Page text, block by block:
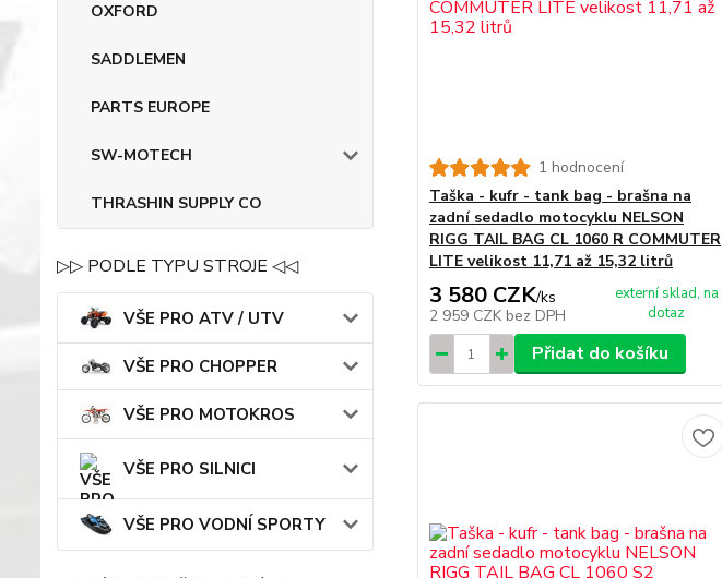
OXFORD
SADDLEMEN
PARTS EUROPE
SW-MOTECH
THRASHIN SUPPLY CO
▷▷ PODLE TYPU STROJE ◁◁
VŠE PRO ATV / UTV
VŠE PRO CHOPPER
VŠE PRO MOTOKROS
VŠE PRO SILNICI
VŠE PRO VODNÍ SPORTY
1 hodnocení
Taška - kufr - tank bag - brašna na
zadní sedadlo motocyklu NELSON
RIGG TAIL BAG CL 1060 R COMMUTER
LITE velikost 11,71 až 15,32 litrů
3 580 CZK/ks
2 959 CZK bez DPH
externí sklad, na
dotaz
Přidat do košíku